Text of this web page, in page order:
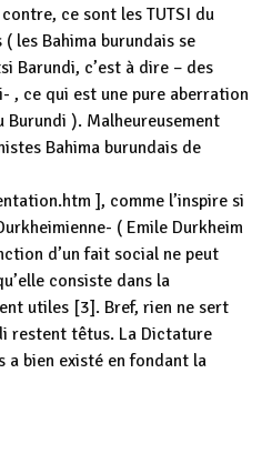
ce sont les TUTSI du
les Bahima burundais se
Barundi, c’est à dire – des
, ce qui est une pure aberration
). Malheureusement
Bahima burundais de
], comme l’inspire si
( Emile Durkheim
d’un fait social ne peut
consiste dans la
utiles [3]. Bref, rien ne sert
restent têtus. La Dictature
a bien existé en fondant la